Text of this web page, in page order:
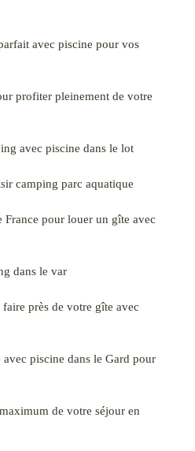
avec piscine pour vos
profiter pleinement de votre
avec piscine dans le lot
camping parc aquatique
France pour louer un gîte avec
dans le var
près de votre gîte avec
piscine dans le Gard pour
de votre séjour en